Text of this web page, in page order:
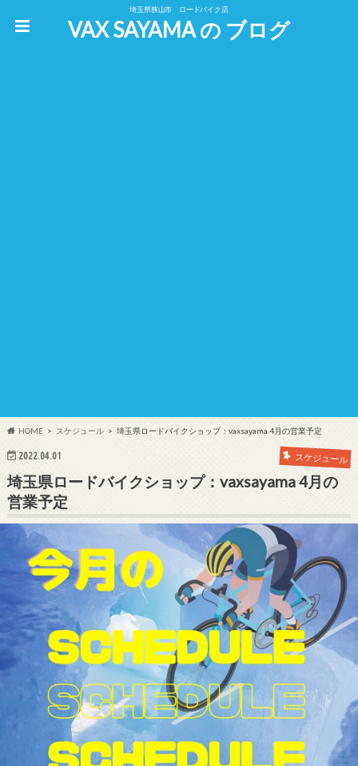
埼玉県狭山市 ロードバイク店
VAX SAYAMA の ブログ
HOME スケジュール 埼玉県ロードバイクショップ：vaxsayama 4月の営業予定
2022.04.01 スケジュール
埼玉県ロードバイクショップ：vaxsayama 4月の
営業予定